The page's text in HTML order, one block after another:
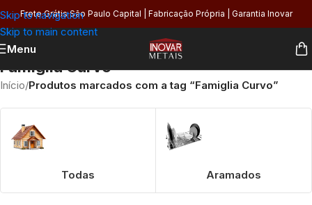
Skip to navigation
Skip to main content
Frete Grátis São Paulo Capital | Fabricação Própria | Garantia Inovar
Menu
Famiglia Curvo
Início/Produtos marcados com a tag “Famiglia Curvo”
Todas Aramados